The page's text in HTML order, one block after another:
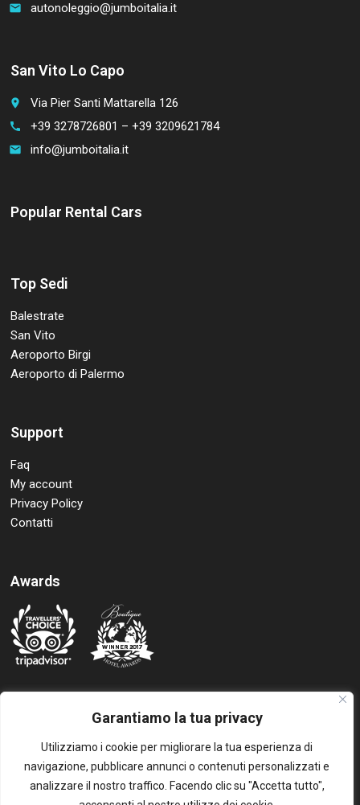
Garantiamo la tua privacy
Utilizziamo i cookie per migliorare la tua esperienza di
navigazione, pubblicare annunci o contenuti personalizzati e
analizzare il nostro traffico. Facendo clic su "Accetta tutto",
email autonoleggio@jumboitalia.it
San Vito Lo Capo
place Via Pier Santi Mattarella 126
call +39 3278726801 – +39 3209621784
email info@jumboitalia.it
Popular Rental Cars
Top Sedi
Balestrate
San Vito
Aeroporto Birgi
Aeroporto di Palermo
Support
Faq
My account
Privacy Policy
Contatti
Awards